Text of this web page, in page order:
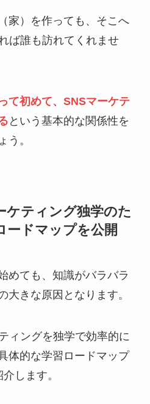
家）を作っても、そこへ
ば誰も訪れてくれませ
て初めて、SNSマーケテ
という基本的な関係性を
う。
ケティング独学のた
ードマップを公開
めても、知識がバラバラ
大きな原因となります。
ィングを独学で効率的に
体的な学習ロードマップ
します。